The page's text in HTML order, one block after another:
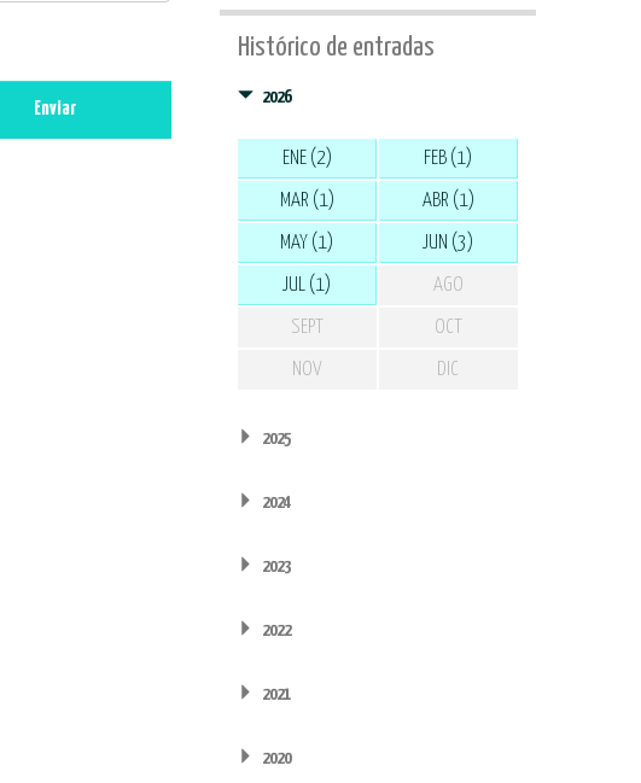
Enviar
Histórico de entradas
2026
ENE (2) FEB (1)
MAR (1) ABR (1)
MAY (1) JUN (3)
JUL (1) AGO
SEPT OCT
NOV DIC
2025
2024
2023
2022
2021
2020